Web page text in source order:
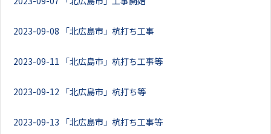
2023-09-08 「北広島市」杭打ち工事
2023-09-11 「北広島市」杭打ち工事等
2023-09-12 「北広島市」杭打ち等
2023-09-13 「北広島市」杭打ち工事等